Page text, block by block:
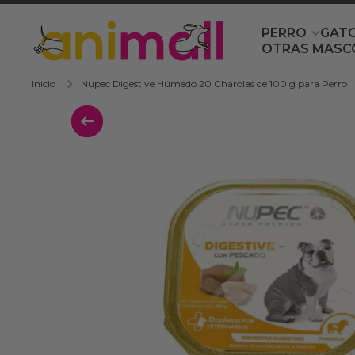
Ir directamente al contenido
PERRO
OTRAS
Inicio Nupec Digestive Húmedo 20 Charolas de 100 g para Perro